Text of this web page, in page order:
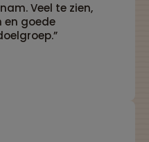
Veel te zien,
en goede